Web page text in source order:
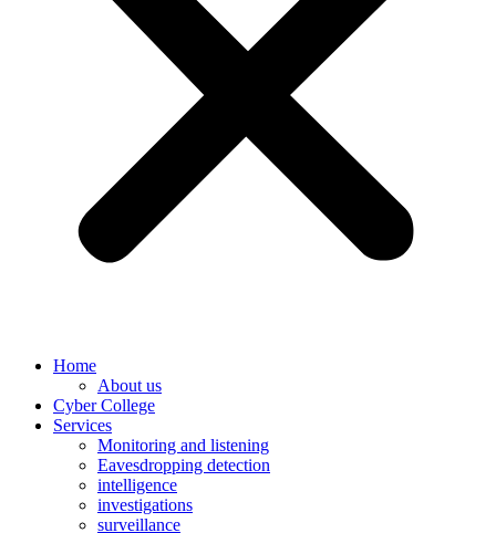
Home
About us
Cyber College
Services
Monitoring and listening
Eavesdropping detection
intelligence
investigations
surveillance